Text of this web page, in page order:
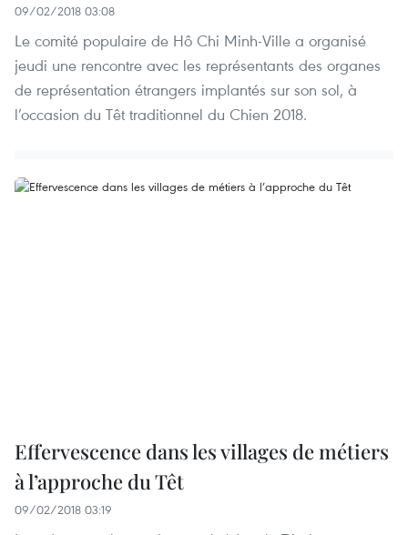
09/02/2018 03:08
Le comité populaire de Hô Chi Minh-Ville a organisé
jeudi une rencontre avec les représentants des organes
de représentation étrangers implantés sur son sol, à
l’occasion du Têt traditionnel du Chien 2018.
Effervescence dans les villages de métiers
à l’approche du Têt
09/02/2018 03:19